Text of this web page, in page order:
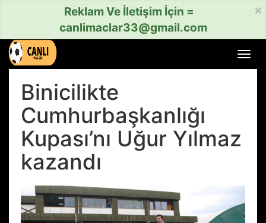
×
Reklam Ve İletişim İçin =
canlimaclar33@gmail.com
aç
Binicilikte
Cumhurbaşkanlığı
Kupası’nı Uğur Yılmaz
kazandı